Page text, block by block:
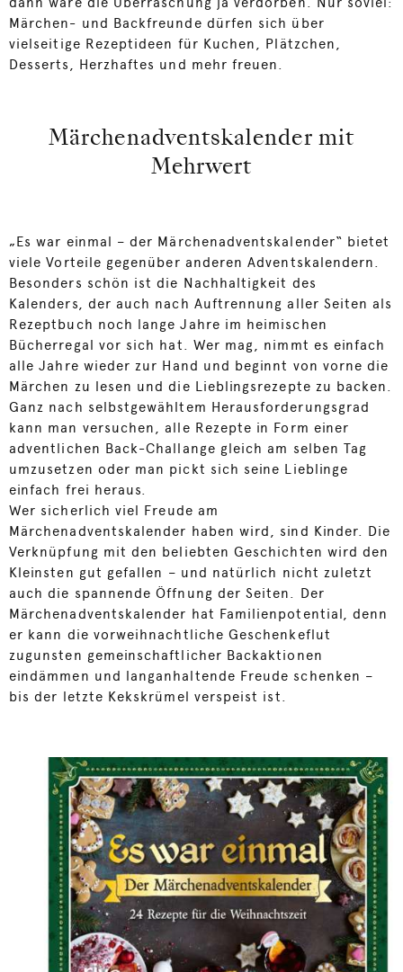
Märchen- und Backfreunde dürfen sich über
vielseitige Rezeptideen für Kuchen, Plätzchen,
Desserts, Herzhaftes und mehr freuen.
Märchenadventskalender mit
Mehrwert
„Es war einmal – der Märchenadventskalender“ bietet
viele Vorteile gegenüber anderen Adventskalendern.
Besonders schön ist die Nachhaltigkeit des
Kalenders, der auch nach Auftrennung aller Seiten als
Rezeptbuch noch lange Jahre im heimischen
Bücherregal vor sich hat. Wer mag, nimmt es einfach
alle Jahre wieder zur Hand und beginnt von vorne die
Märchen zu lesen und die Lieblingsrezepte zu backen.
Ganz nach selbstgewähltem Herausforderungsgrad
kann man versuchen, alle Rezepte in Form einer
adventlichen Back-Challange gleich am selben Tag
umzusetzen oder man pickt sich seine Lieblinge
einfach frei heraus.
Wer sicherlich viel Freude am
Märchenadventskalender haben wird, sind Kinder. Die
Verknüpfung mit den beliebten Geschichten wird den
Kleinsten gut gefallen – und natürlich nicht zuletzt
auch die spannende Öffnung der Seiten. Der
Märchenadventskalender hat Familienpotential, denn
er kann die vorweihnachtliche Geschenkeflut
zugunsten gemeinschaftlicher Backaktionen
eindämmen und langanhaltende Freude schenken –
bis der letzte Kekskrümel verspeist ist.